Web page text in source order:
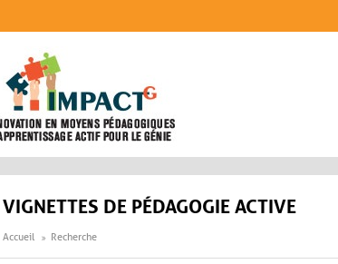
VIGNETTES DE PÉDAGOGIE ACTIVE
Accueil Recherche